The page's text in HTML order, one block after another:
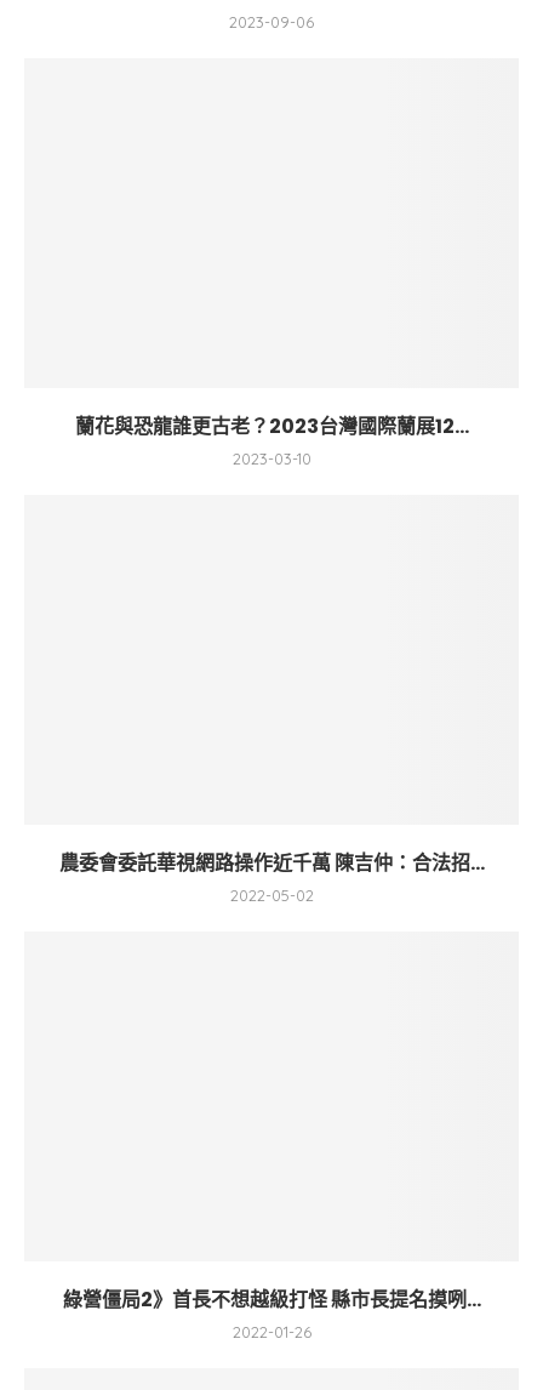
2023-09-06
蘭花與恐龍誰更古老？2023台灣國際蘭展12...
2023-03-10
農委會委託華視網路操作近千萬 陳吉仲：合法招...
2022-05-02
綠營僵局2》首長不想越級打怪 縣市長提名摸咧...
2022-01-26